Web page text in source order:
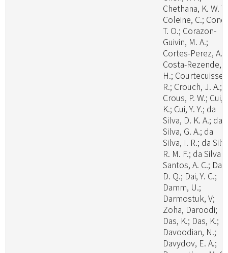
Chethana, K. W.
Coleine, C.;
T. O.; Corazon-
Guivin, M. A.;
Cortes-Perez, A.;
Costa-Rezende,
H.; Courtecuisse,
R.; Crouch, J. A.;
Crous, P. W.; Cui,
K.; Cui, Y. Y.; da
Silva, D. K. A.; da
Silva, G. A.; da
Silva, I. R.; da
R. M. F.; da Silva
Santos, A. C.; Dai,
D. Q.; Dai, Y. C.;
Damm, U.;
Darmostuk, V;
Zoha, Daroodi;
Das, K.; Das, K.;
Davoodian, N.;
Davydov, E. A.;